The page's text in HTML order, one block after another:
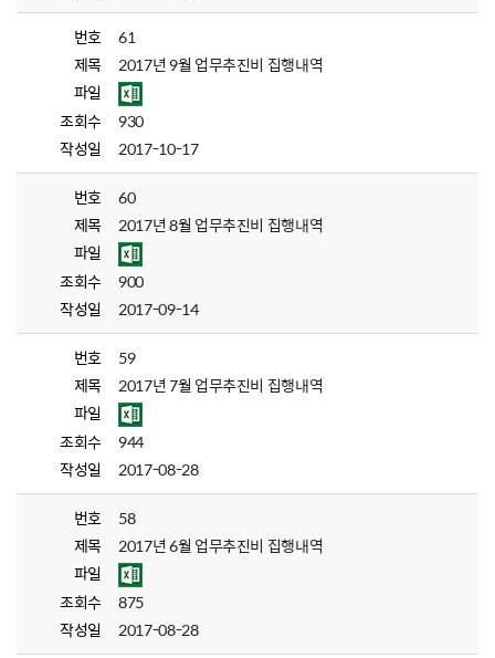
번호
61
제목
2017년 9월 업무추진비 집행내역
파일
조회수
930
작성일
2017-10-17
번호
60
제목
2017년 8월 업무추진비 집행내역
파일
조회수
900
작성일
2017-09-14
번호
59
제목
2017년 7월 업무추진비 집행내역
파일
조회수
944
작성일
2017-08-28
번호
58
제목
2017년 6월 업무추진비 집행내역
파일
조회수
875
작성일
2017-08-28